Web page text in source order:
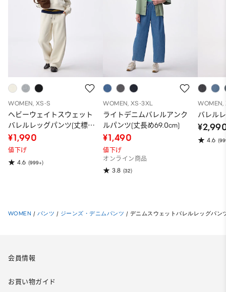
WOMEN, XS-S
ヘビーウェイトスウェット
バレルレッグパンツ(丈標準
68.5～72.5cm)
¥1,990
値下げ
4.6 (999+)
WOMEN, XS-3XL
ライトデニムバレルアンク
ルパンツ(丈長め69.0cm)
¥1,490
値下げ
オンライン商品
3.8 (32)
WOMEN,
バレル
4.6
WOMEN / パンツ / ジーンズ・デニムパンツ / デニムスウェットバレルレッグパン
会員情報
お買い物ガイド